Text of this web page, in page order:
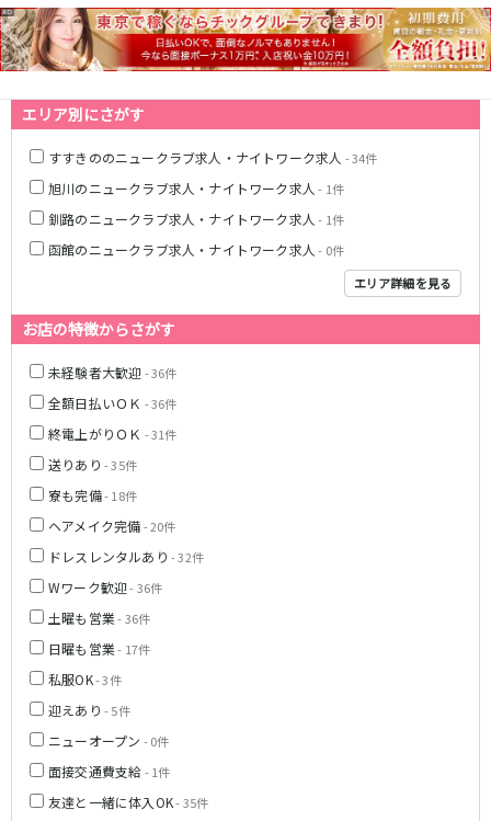
エリア別にさがす
すすきののニュークラブ求人・ナイトワーク求人 - 34件
旭川のニュークラブ求人・ナイトワーク求人 - 1件
釧路のニュークラブ求人・ナイトワーク求人 - 1件
函館のニュークラブ求人・ナイトワーク求人 - 0件
エリア詳細を見る
お店の特徴からさがす
未経験者大歓迎- 36件
全額日払いＯＫ - 36件
終電上がりＯＫ - 31件
送りあり - 35件
寮も完備- 18件
ヘアメイク完備- 20件
ドレスレンタルあり - 32件
Wワーク歓迎- 36件
土曜も営業- 36件
日曜も営業- 17件
私服OK- 3件
迎えあり - 5件
ニューオープン - 0件
面接交通費支給- 1件
友達と一緒に体入OK- 35件